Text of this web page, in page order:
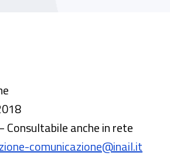
Consultabile anche in rete
comunicazione@inail.it